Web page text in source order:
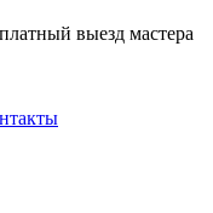
выезд мастера